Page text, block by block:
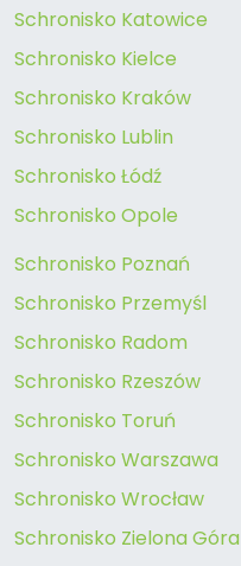
Schronisko Katowice
Schronisko Kielce
Schronisko Kraków
Schronisko Lublin
Schronisko Łódź
Schronisko Opole
Schronisko Poznań
Schronisko Przemyśl
Schronisko Radom
Schronisko Rzeszów
Schronisko Toruń
Schronisko Warszawa
Schronisko Wrocław
Schronisko Zielona Góra